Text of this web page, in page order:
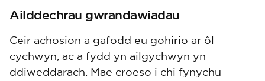
Ailddechrau gwrandawiadau
Ceir achosion a gafodd eu gohirio ar ôl
cychwyn, ac a fydd yn ailgychwyn yn
ddiweddarach. Mae croeso i chi fynychu